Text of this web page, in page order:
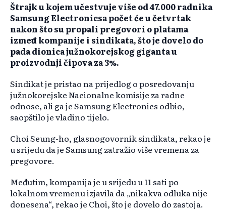
Štrajk u kojem učestvuje više od 47.000 radnika
Samsung Electronicsa počet će u četvrtak
nakon što su propali pregovori o platama
između kompanije i sindikata, što je dovelo do
pada dionica južnokorejskog giganta u
proizvodnji čipova za 3%.
Sindikat je pristao na prijedlog o posredovanju
južnokorejske Nacionalne komisije za radne
odnose, ali ga je Samsung Electronics odbio,
saopštilo je vladino tijelo.
Choi Seung-ho, glasnogovornik sindikata, rekao je
u srijedu da je Samsung zatražio više vremena za
pregovore.
Međutim, kompanija je u srijedu u 11 sati po
lokalnom vremenu izjavila da „nikakva odluka nije
donesena“, rekao je Choi, što je dovelo do zastoja.